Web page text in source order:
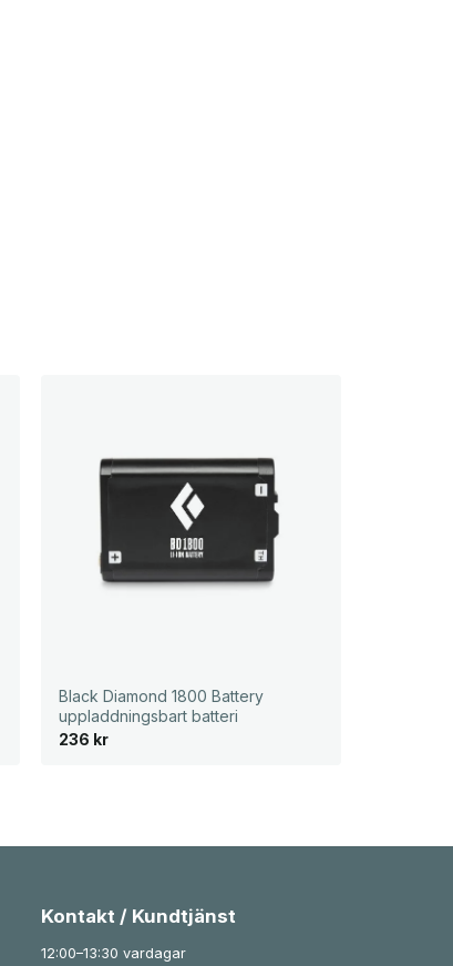
Black Diamond 1800 Battery
uppladdningsbart batteri
236 kr
Kontakt / Kundtjänst
12:00–13:30 vardagar